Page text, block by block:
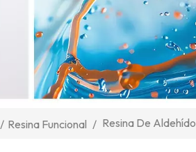
/ Resina Funcional / Resina De